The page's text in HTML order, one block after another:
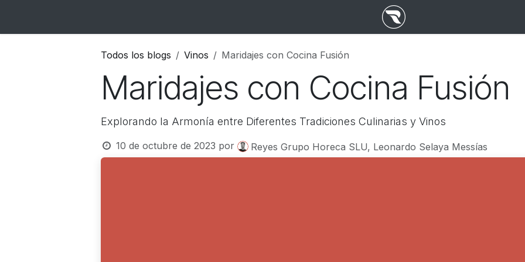
Todos los blogs Vinos Maridajes con Cocina Fusión
Maridajes con Cocina Fusión
Explorando la Armonía entre Diferentes Tradiciones Culinarias y Vinos
10 de octubre de 2023 por Reyes Grupo Horeca SLU, Leonardo Selaya Messías